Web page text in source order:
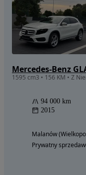
Mercedes-Benz
94 000 km
2015
Malanów
Prywatny